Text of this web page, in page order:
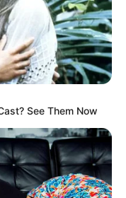
compétitions de
See Them Now